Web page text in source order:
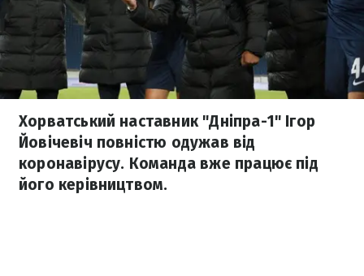
Хорватський наставник "Дніпра-1" Ігор
Йовічевіч повністю одужав від
коронавірусу. Команда вже працює під
його керівництвом.